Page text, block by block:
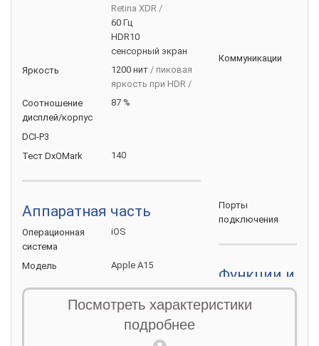
Retina XDR /
60 Гц
HDR10
сенсорный экран
Яркость
1200 нит / пиковая
яркость при HDR /
Соотношение
дисплей/корпус
87 %
DCI-P3
Тест DxOMark 140
Аппаратная часть
Операционная
система
iOS
Модель
Apple A15
Коммуникации
Порты
подключения
Функции и
возможности
Посмотреть характеристики
подробнее